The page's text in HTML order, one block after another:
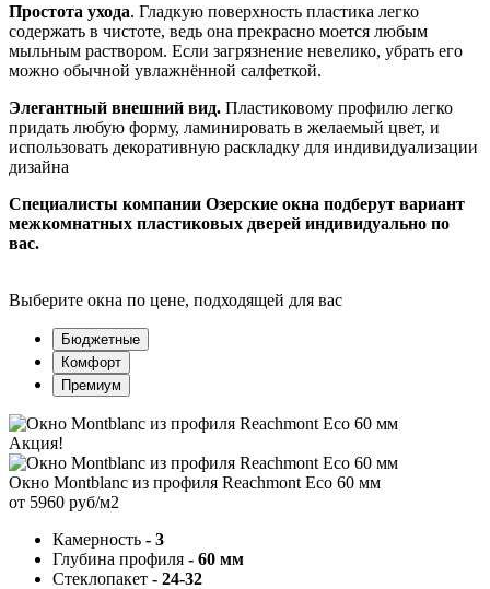
Простота ухода. Гладкую поверхность пластика легко
содержать в чистоте, ведь она прекрасно моется любым
мыльным раствором. Если загрязнение невелико, убрать его
можно обычной увлажнённой салфеткой.
Элегантный внешний вид. Пластиковому профилю легко
придать любую форму, ламинировать в желаемый цвет, и
использовать декоративную раскладку для индивидуализации
дизайна
Специалисты компании Озерские окна подберут вариант
межкомнатных пластиковых дверей индивидуально по
вас.
Выберите окна по цене, подходящей для вас
Бюджетные
Комфорт
Премиум
Акция!
Окно Montblanc из профиля Reachmont Eco 60 мм
от 5960 руб/м2
Камерность - 3
Глубина профиля - 60 мм
Стеклопакет - 24-32